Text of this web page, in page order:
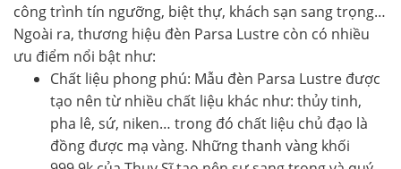
công trình tín ngưỡng, biệt thự, khách sạn sang trọng…
Ngoài ra, thương hiệu đèn Parsa Lustre còn có nhiều
ưu điểm nổi bật như:
Chất liệu phong phú: Mẫu đèn Parsa Lustre được
tạo nên từ nhiều chất liệu khác như: thủy tinh,
pha lê, sứ, niken… trong đó chất liệu chủ đạo là
đồng được mạ vàng. Những thanh vàng khối